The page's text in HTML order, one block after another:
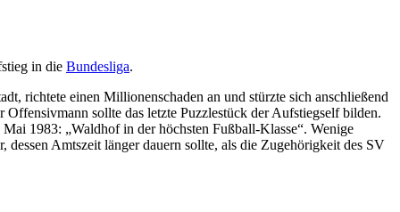
in die Bundesliga.
richtete einen Millionenschaden an und stürzte sich anschließend
Offensivmann sollte das letzte Puzzlestück der Aufstiegself bilden.
1983: „Waldhof in der höchsten Fußball-Klasse“. Wenige
Amtszeit länger dauern sollte, als die Zugehörigkeit des SV